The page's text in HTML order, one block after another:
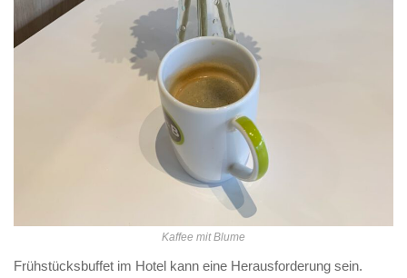
Kaffee mit Blume
Frühstücksbuffet im Hotel kann eine Herausforderung sein.